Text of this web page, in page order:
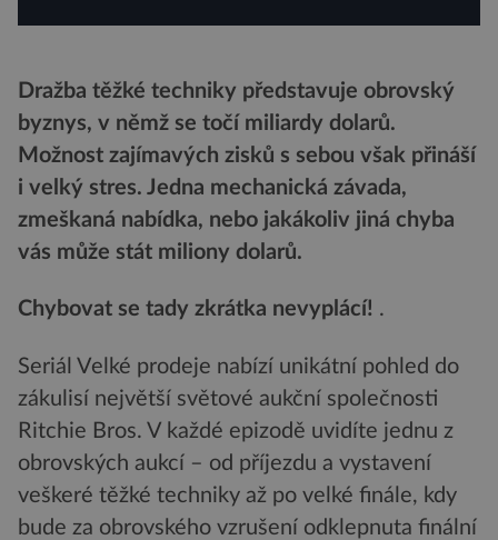
Dražba těžké techniky představuje obrovský
byznys, v němž se točí miliardy dolarů.
Možnost zajímavých zisků s sebou však přináší
i velký stres. Jedna mechanická závada,
zmeškaná nabídka, nebo jakákoliv jiná chyba
vás může stát miliony dolarů.
Chybovat se tady zkrátka nevyplácí! .
Seriál Velké prodeje nabízí unikátní pohled do
zákulisí největší světové aukční společnosti
Ritchie Bros. V každé epizodě uvidíte jednu z
obrovských aukcí – od příjezdu a vystavení
veškeré těžké techniky až po velké finále, kdy
bude za obrovského vzrušení odklepnuta finální